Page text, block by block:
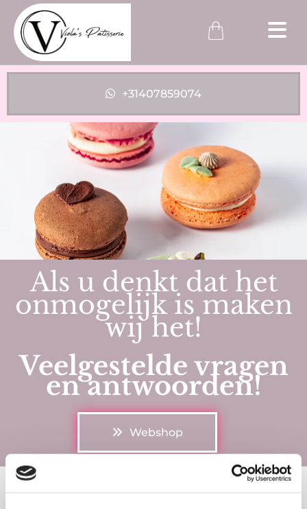
+31407859074
Als u denkt dat het
onmogelijk is maken
wij het!
Veelgestelde vragen
en antwoorden!
Webshop